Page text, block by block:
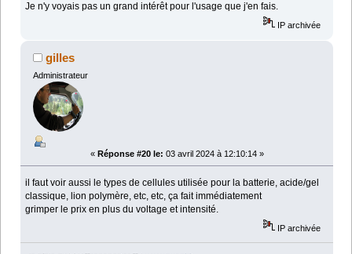
Je n'y voyais pas un grand intérêt pour l'usage que j'en fais.
IP archivée
gilles
Administrateur
« Réponse #20 le: 03 avril 2024 à 12:10:14 »
il faut voir aussi le types de cellules utilisée pour la batterie, acide/gel
classique, lion polymère, etc, etc, ça fait immédiatement
grimper le prix en plus du voltage et intensité.
IP archivée